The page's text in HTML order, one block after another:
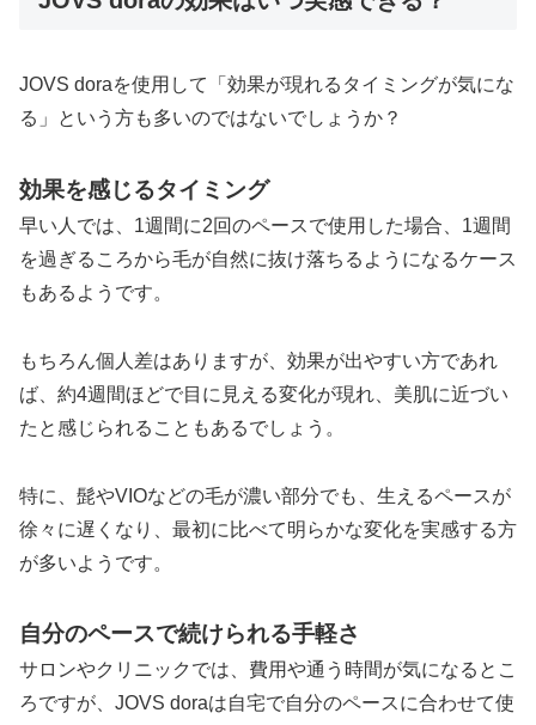
JOVS doraを使用して「効果が現れるタイミングが気にな
る」という方も多いのではないでしょうか？
効果を感じるタイミング
早い人では、1週間に2回のペースで使用した場合、1週間
を過ぎるころから毛が自然に抜け落ちるようになるケース
もあるようです。
もちろん個人差はありますが、効果が出やすい方であれ
ば、約4週間ほどで目に見える変化が現れ、美肌に近づい
たと感じられることもあるでしょう。
特に、髭やVIOなどの毛が濃い部分でも、生えるペースが
徐々に遅くなり、最初に比べて明らかな変化を実感する方
が多いようです。
自分のペースで続けられる手軽さ
サロンやクリニックでは、費用や通う時間が気になるとこ
ろですが、JOVS doraは自宅で自分のペースに合わせて使